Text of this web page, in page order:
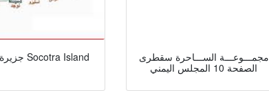
جزيرة سقطرة Socotra Island
مجمـــوعـــة الســـاحرة سقطرى
الصفحة 10 المجلس اليمني